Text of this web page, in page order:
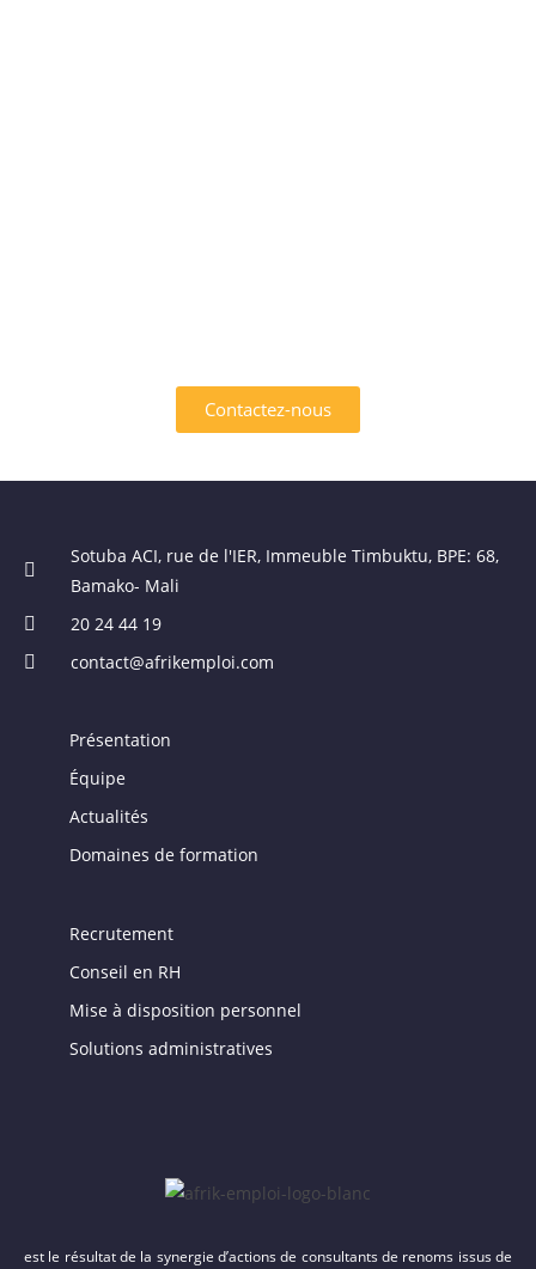
Contactez-nous
Sotuba ACI, rue de l'IER, Immeuble Timbuktu, BPE: 68,
Bamako- Mali
20 24 44 19
contact@afrikemploi.com
Présentation
Équipe
Actualités
Domaines de formation
Recrutement
Conseil en RH
Mise à disposition personnel
Solutions administratives
est le résultat de la synergie d’actions de consultants de renoms issus de